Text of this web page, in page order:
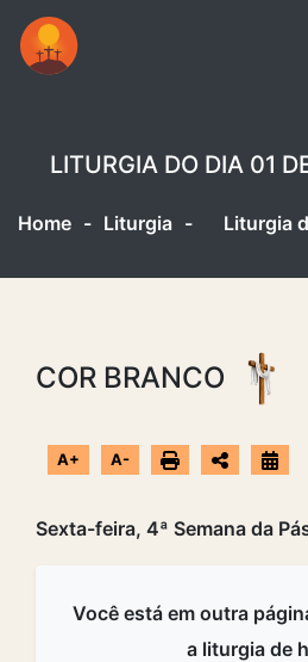
LITURGIA DO DIA 01
Home - Liturgia -
Liturgia
COR BRANCO
A+ A-
Sexta-feira, 4ª Semana da
Você está em outra
a liturgia de